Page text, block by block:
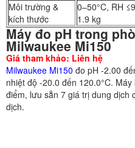
Môi trường &
kích thước
0–50°C, RH
1.9 kg
Máy đo pH trong
Milwaukee Mi150
Giá tham khảo: Liên hệ
Milwaukee Mi150 đo pH -2.00
nhiệt độ -20.0 đến 120.0°C.
điểm, lưu sẵn 7 giá trị dung dịch
dịch.